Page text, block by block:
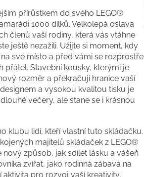
přírůstkem do svého LEGO®
1000 dílků. Velkolepá oslava
členů vaší rodiny, která vás vtáhne
ještě nezažili. Užijte si moment, kdy
své místo a před vámi se rozprostře
přátel. Stavební kousky, kterými je
rozměr a překračují hranice vaší
a vysokou kvalitou tisku je
večery, ale stane se i krásnou
klubu lidí, kteří vlastní tuto skládačku.
majitelů skládaček z LEGO®
způsob, jak sdílet lásku a vášeň
zvířat, jako rodinná zábava na
pro rozvoj vaší kreativity,